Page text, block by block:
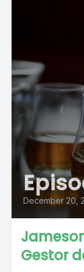
December 20,
Gestor